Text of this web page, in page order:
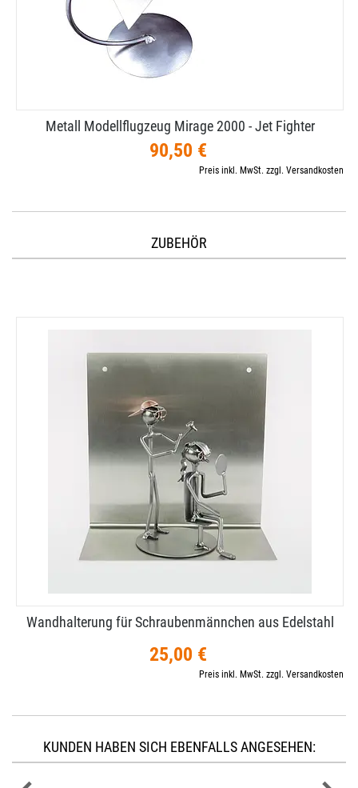
Metall Modellflugzeug Mirage 2000 - Jet Fighter
90,50 €
Preis inkl. MwSt. zzgl. Versandkosten
ZUBEHÖR
Wandhalterung für Schraubenmännchen aus Edelstahl
25,00 €
Preis inkl. MwSt. zzgl. Versandkosten
KUNDEN HABEN SICH EBENFALLS ANGESEHEN: